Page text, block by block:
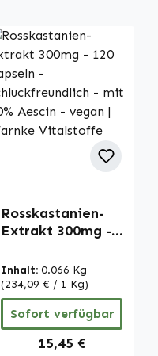
Rosskastanien-
Extrakt 300mg -
schluckfreundlich
- mit 20% Aescin
- vegan | Warnke
Vitalstoffe
Inhalt: 0.066 Kg
(234,09 € / 1 Kg)
Sofort verfügbar
Regulärer Preis:
15,45 €